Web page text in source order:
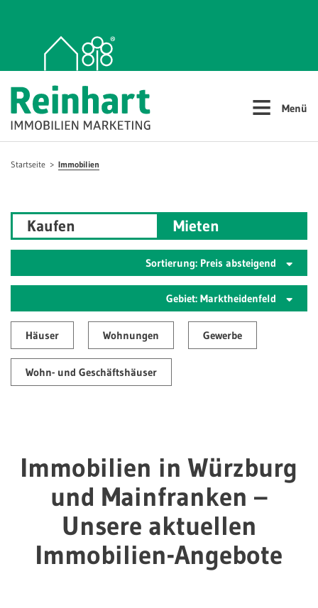
≡ Menü
Startseite Immobilien
Kaufen Mieten
Sortierung: Preis absteigend
Gebiet: Marktheidenfeld
Häuser Wohnungen Gewerbe
Wohn- und Geschäftshäuser
Immobilien in Würzburg
und Mainfranken –
Unsere aktuellen
Immobilien-Angebote